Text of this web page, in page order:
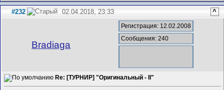
#232 02.04.2018, 23:33 ^
Bradiaga
Регистрация: 12.02.2008
Сообщения: 240
Re: [ТУРНИР] "Оригинальный - II"